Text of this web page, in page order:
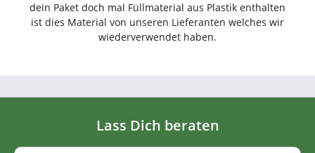
dein Paket doch mal Füllmaterial aus Plastik enthalten
ist dies Material von unseren Lieferanten welches wir
wiederverwendet haben.
Lass Dich beraten